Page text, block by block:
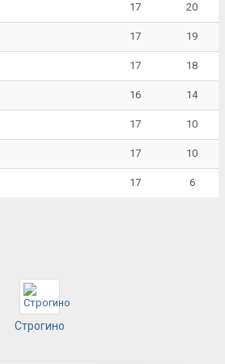
17 20
17 19
17 18
16 14
17 10
17 10
17 6
Строгино